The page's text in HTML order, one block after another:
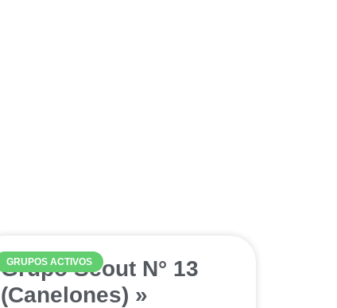
GRUPOS ACTIVOS
Grupo Scout N° 13
(Canelones) »